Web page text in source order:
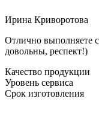
Ирина Криворотова
Отлично выполняете
довольны, респект!)
Качество продукции
Уровень сервиса
Срок изготовления